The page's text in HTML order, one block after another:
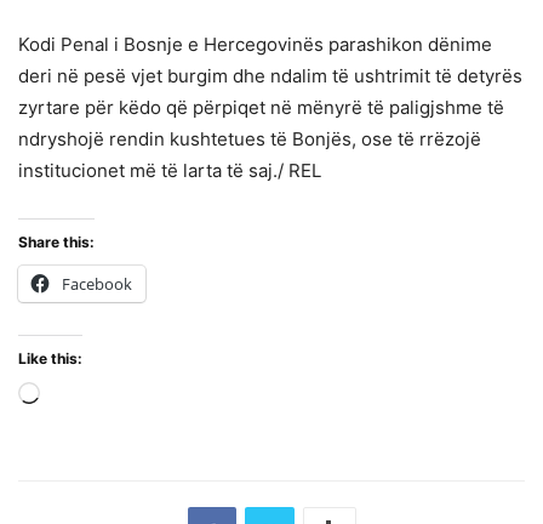
Kodi Penal i Bosnje e Hercegovinës parashikon dënime
deri në pesë vjet burgim dhe ndalim të ushtrimit të detyrës
zyrtare për këdo që përpiqet në mënyrë të paligjshme të
ndryshojë rendin kushtetues të Bonjës, ose të rrëzojë
institucionet më të larta të saj./ REL
Share this:
Facebook
Like this: